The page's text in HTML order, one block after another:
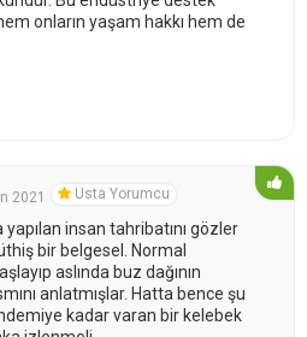
onların yaşam hakkı hem de
2021 Usta Yorumcu
insan tahribatını gözler
bir belgesel. Normal
aslında buz dağının
anlatmışlar. Hatta bence şu
kadar varan bir kelebek